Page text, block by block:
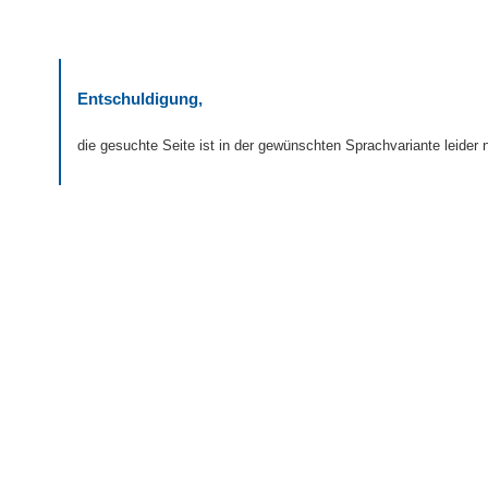
Entschuldigung,
die gesuchte Seite ist in der gewünschten Sprachvariante leider